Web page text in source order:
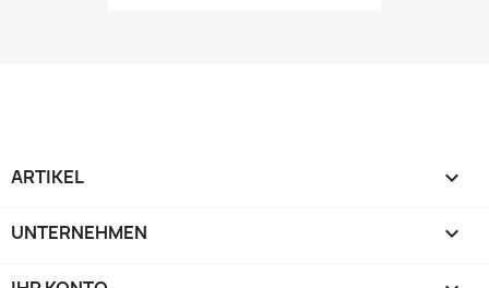
ARTIKEL 
UNTERNEHMEN 